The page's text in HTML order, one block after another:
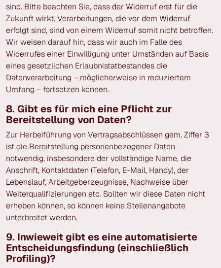
sind. Bitte beachten Sie, dass der Widerruf erst für die
Zukunft wirkt. Verarbeitungen, die vor dem Widerruf
erfolgt sind, sind von einem Widerruf somit nicht betroffen.
Wir weisen darauf hin, dass wir auch im Falle des
Widerrufes einer Einwilligung unter Umständen auf Basis
eines gesetzlichen Erlaubnistatbestandes die
Datenverarbeitung – möglicherweise in reduziertem
Umfang – fortsetzen können.
8. Gibt es für mich eine Pflicht zur
Bereitstellung von Daten?
Zur Herbeiführung von Vertragsabschlüssen gem. Ziffer 3
ist die Bereitstellung personenbezogener Daten
notwendig, insbesondere der vollständige Name, die
Anschrift, Kontaktdaten (Telefon, E-Mail, Handy), der
Lebenslauf, Arbeitgeberzeugnisse, Nachweise über
Weiterqualifizierungen etc. Sollten wir diese Daten nicht
erheben können, so können keine Stellenangebote
unterbreitet werden.
9. Inwieweit gibt es eine automatisierte
Entscheidungsfindung (einschließlich
Profiling)?